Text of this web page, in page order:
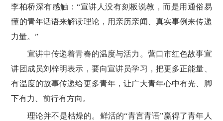
李柏桥深有感触：“宣讲人没有刻板说教，而是用通俗易
懂的青年话语来解读理论，用亲历亲闻、真实事例来传递
力量。”
宣讲中传递着青春的温度与活力。营口市红色故事宣
讲团成员刘梓明表示，要向宣讲员学习，把更多正能量、
有温度的故事传递给更多青年，让广大青年心中有光、脚
下有力、前行有方向。
理论并不是枯燥的。鲜活的“青言青语”赢得了青年人